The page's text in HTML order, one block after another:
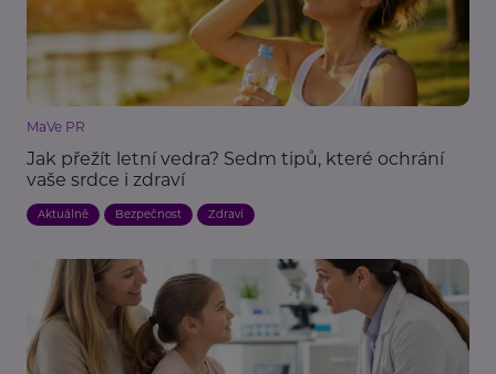
MaVe PR
Jak přežít letní vedra? Sedm tipů, které ochrání
vaše srdce i zdraví
Aktuálně Bezpečnost Zdraví